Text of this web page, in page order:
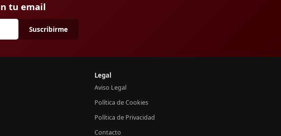
tu email
Suscribirme
Legal
Aviso Legal
Política de Cookies
Política de Privacidad
Contacto